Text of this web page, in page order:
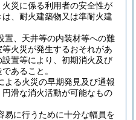
災に係る利用者の安全性が
、耐火建築物又は準耐火建
置、天井等の内装材等への難
火災が発生するおそれがあ
置等により、初期消火及び
あること。
よる火災の早期発見及び通報
滑な消火活動が可能なもの
易に行うために十分な幅員を